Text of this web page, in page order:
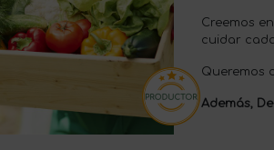
Creemos
cuidar
Queremos
Además,